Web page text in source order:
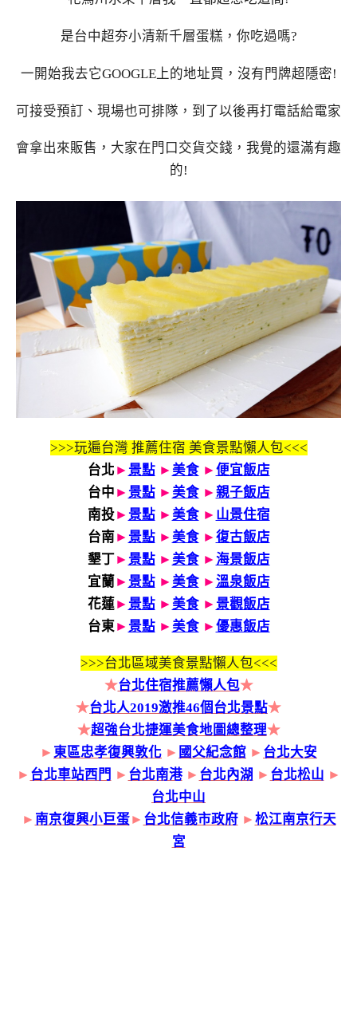
是台中超夯小清新千層蛋糕，你吃過嗎?
一開始我去它GOOGLE上的地址買，沒有門牌超隱密!
可接受預訂、現場也可排隊，到了以後再打電話給電家
會拿出來販售，大家在門口交貨交錢，我覺的還滿有趣
的!
>>>玩遍台灣 推薦住宿 美食景點懶人包<<<
台北 ► 景點 ► 美食► 便宜飯店
台中 ► 景點 ► 美食► 親子飯店
南投► 景點 ► 美食► 山景住宿
台南► 景點 ► 美食► 復古飯店
墾丁► 景點 ► 美食► 海景飯店
宜蘭 ► 景點 ► 美食► 溫泉飯店
花蓮► 景點 ► 美食► 景觀飯店
台東► 景點 ► 美食► 優惠飯店
>>>台北區域美食景點懶人包<<<
★台北住宿推薦懶人包★
★台北人2019激推46個台北景點★
★超強台北捷運美食地圖總整理★
► 東區忠孝復興敦化 ► 國父紀念館 ► 台北大安
► 台北車站西門 ► 台北南港 ► 台北內湖 ► 台北松山 ►
台北中山
► 南京復興小巨蛋► 台北信義市政府► 松江南京行天
宮